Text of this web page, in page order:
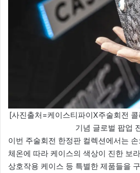
[사진출처=케이스티파이X주술회전
기념 글로벌 팝업
이번 주술회전 한정판 컬렉션에서는
체온에 따라 케이스의 색상이 진한 보
상호작용 케이스 등 특별한 제품들을